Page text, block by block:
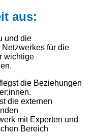
aus:
und die
für die
wichtige
die Beziehungen
die externen
mit Experten und
Bereich